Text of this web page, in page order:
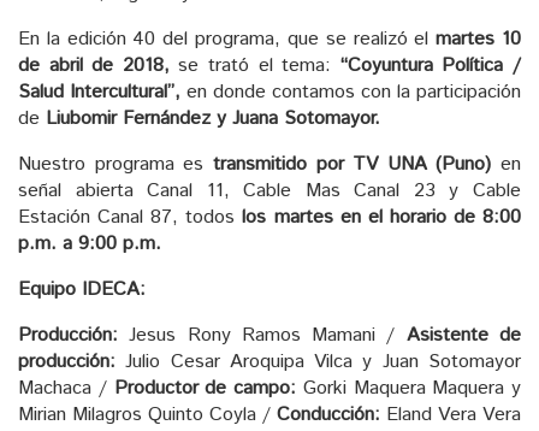
En la edición 40 del programa, que se realizó elmartes 10
de abril de 2018, se trató el tema: “Coyuntura Política /
Salud Intercultural”, en donde contamos con la participación
de Liubomir Fernández y Juana Sotomayor.
Nuestro programa es transmitido por TV UNA (Puno) en
señal abierta Canal 11, Cable Mas Canal 23 y Cable
Estación Canal 87, todoslos martes en el horario de 8:00
p.m. a 9:00 p.m.
Equipo IDECA:
Producción: Jesus Rony Ramos Mamani / Asistente de
producción: Julio Cesar Aroquipa Vilca y Juan Sotomayor
Machaca / Productor de campo: Gorki Maquera Maquera y
Mirian Milagros Quinto Coyla / Conducción: Eland Vera Vera